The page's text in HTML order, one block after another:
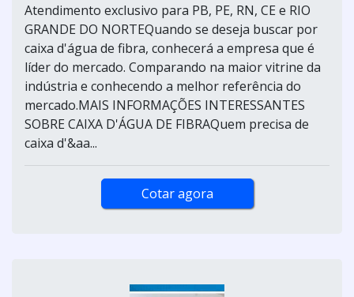
Atendimento exclusivo para PB, PE, RN, CE e RIO
GRANDE DO NORTEQuando se deseja buscar por
caixa d'água de fibra, conhecerá a empresa que é
líder do mercado. Comparando na maior vitrine da
indústria e conhecendo a melhor referência do
mercado.MAIS INFORMAÇÕES INTERESSANTES
SOBRE CAIXA D'ÁGUA DE FIBRAQuem precisa de
caixa d'&aa...
Cotar agora